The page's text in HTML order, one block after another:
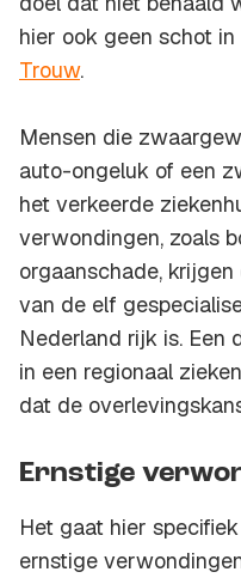
hier ook geen schot
Trouw.
Mensen die
auto-ongeluk of een
het verkeerde
verwondingen, zoals
orgaanschade,
van de elf
Nederland rijk is. Een
in een regionaal
dat de
Ernstige
Het gaat hier
ernstige